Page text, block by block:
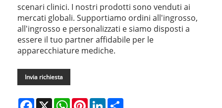
scenari clinici. I nostri prodotti sono venduti ai
mercati globali. Supportiamo ordini all'ingrosso,
all'ingrosso e personalizzati e siamo disposti a
essere il tuo partner affidabile per le
apparecchiature mediche.
Invia richiesta
Facebook
X WhatsAppPinterestLinkedIn